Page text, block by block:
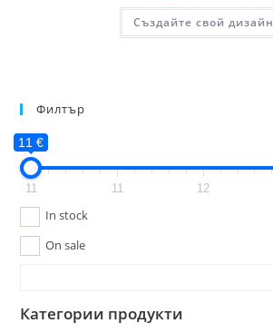
Създайте свой дизайн
Филтър
11 €
11 11 12
In stock
On sale
Категории продукти